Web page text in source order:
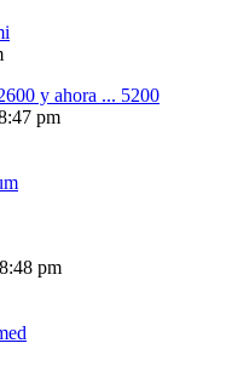
y ahora ... 5200
pm
pm